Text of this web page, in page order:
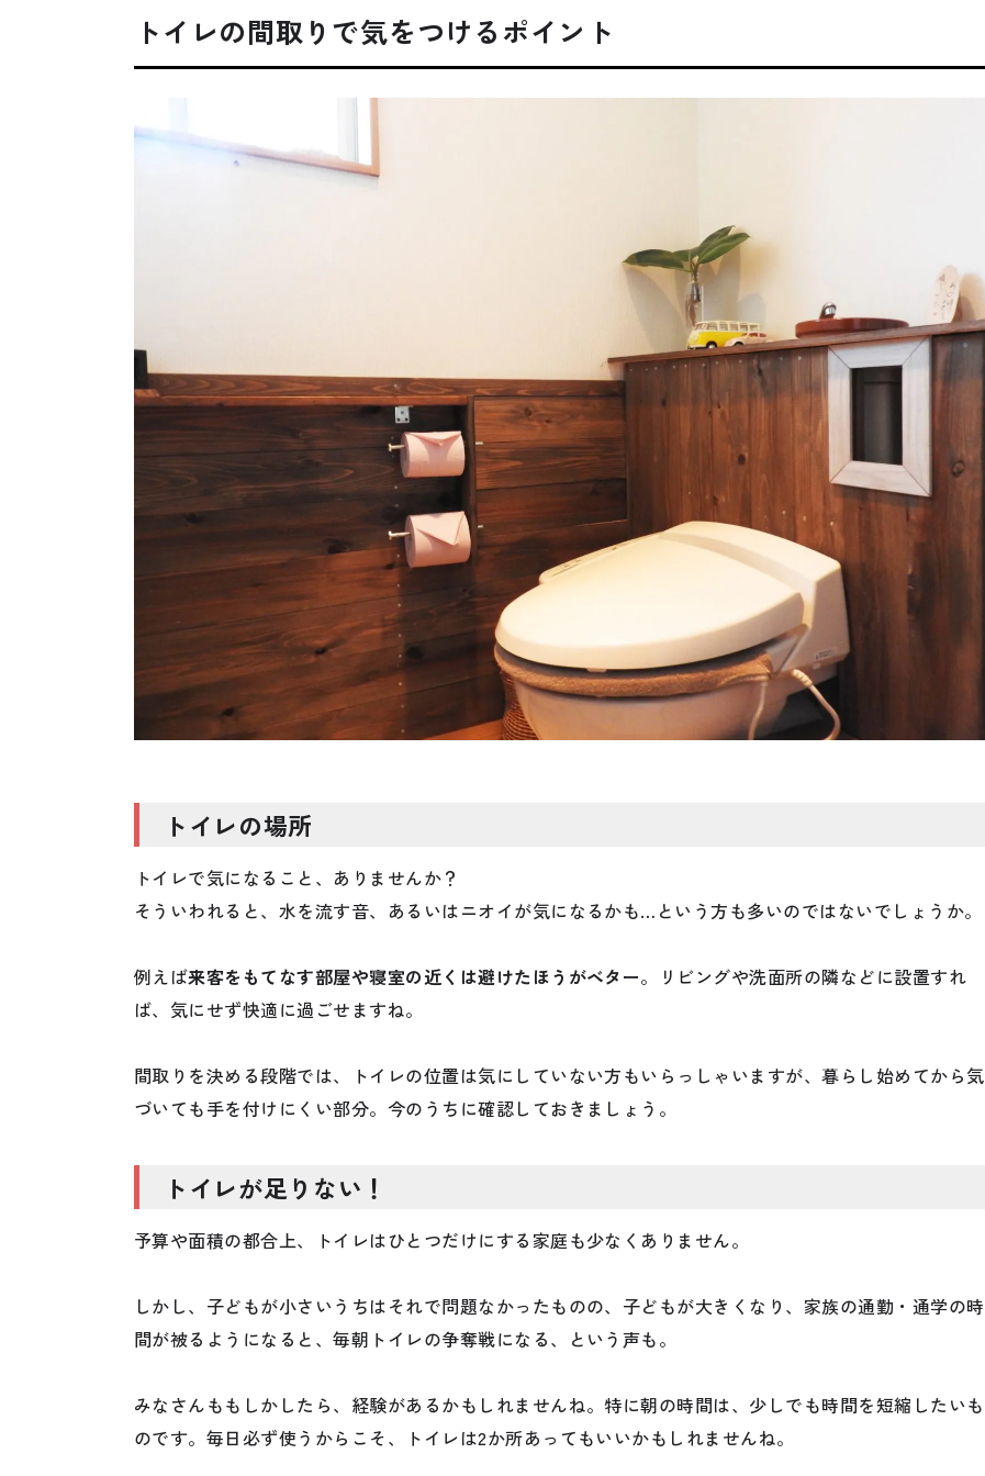
トイレの間取りで気をつけるポイント
トイレの場所
トイレで気になること、ありませんか？
そういわれると、水を流す音、あるいはニオイが気になるかも…という方も多いのではないでしょうか。
例えば来客をもてなす部屋や寝室の近くは避けたほうがベター。リビングや洗面所の隣などに設置すれ
ば、気にせず快適に過ごせますね。
間取りを決める段階では、トイレの位置は気にしていない方もいらっしゃいますが、暮らし始めてから気
づいても手を付けにくい部分。今のうちに確認しておきましょう。
トイレが足りない！
予算や面積の都合上、トイレはひとつだけにする家庭も少なくありません。
しかし、子どもが小さいうちはそれで問題なかったものの、子どもが大きくなり、家族の通勤・通学の時
間が被るようになると、毎朝トイレの争奪戦になる、という声も。
みなさんももしかしたら、経験があるかもしれませんね。特に朝の時間は、少しでも時間を短縮したいも
のです。毎日必ず使うからこそ、トイレは2か所あってもいいかもしれませんね。